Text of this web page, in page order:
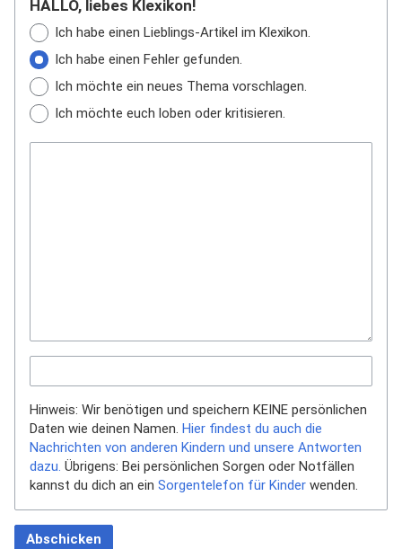
HALLO, liebes Klexikon!
Ich habe einen Lieblings-Artikel im Klexikon.
Ich habe einen Fehler gefunden.
Ich möchte ein neues Thema vorschlagen.
Ich möchte euch loben oder kritisieren.
Hinweis: Wir benötigen und speichern KEINE persönlichen
Daten wie deinen Namen. Hier findest du auch die
Nachrichten von anderen Kindern und unsere Antworten
dazu. Übrigens: Bei persönlichen Sorgen oder Notfällen
kannst du dich an ein Sorgentelefon für Kinder wenden.
Abschicken